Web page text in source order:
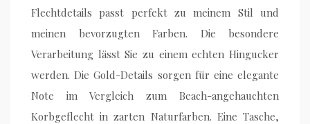
Flechtdetails passt perfekt zu meinem Stil und
meinen bevorzugten Farben. Die besondere
Verarbeitung lässt Sie zu einem echten Hingucker
werden. Die Gold-Details sorgen für eine elegante
Note im Vergleich zum Beach-angehauchten
Korbgeflecht in zarten Naturfarben. Eine Tasche,